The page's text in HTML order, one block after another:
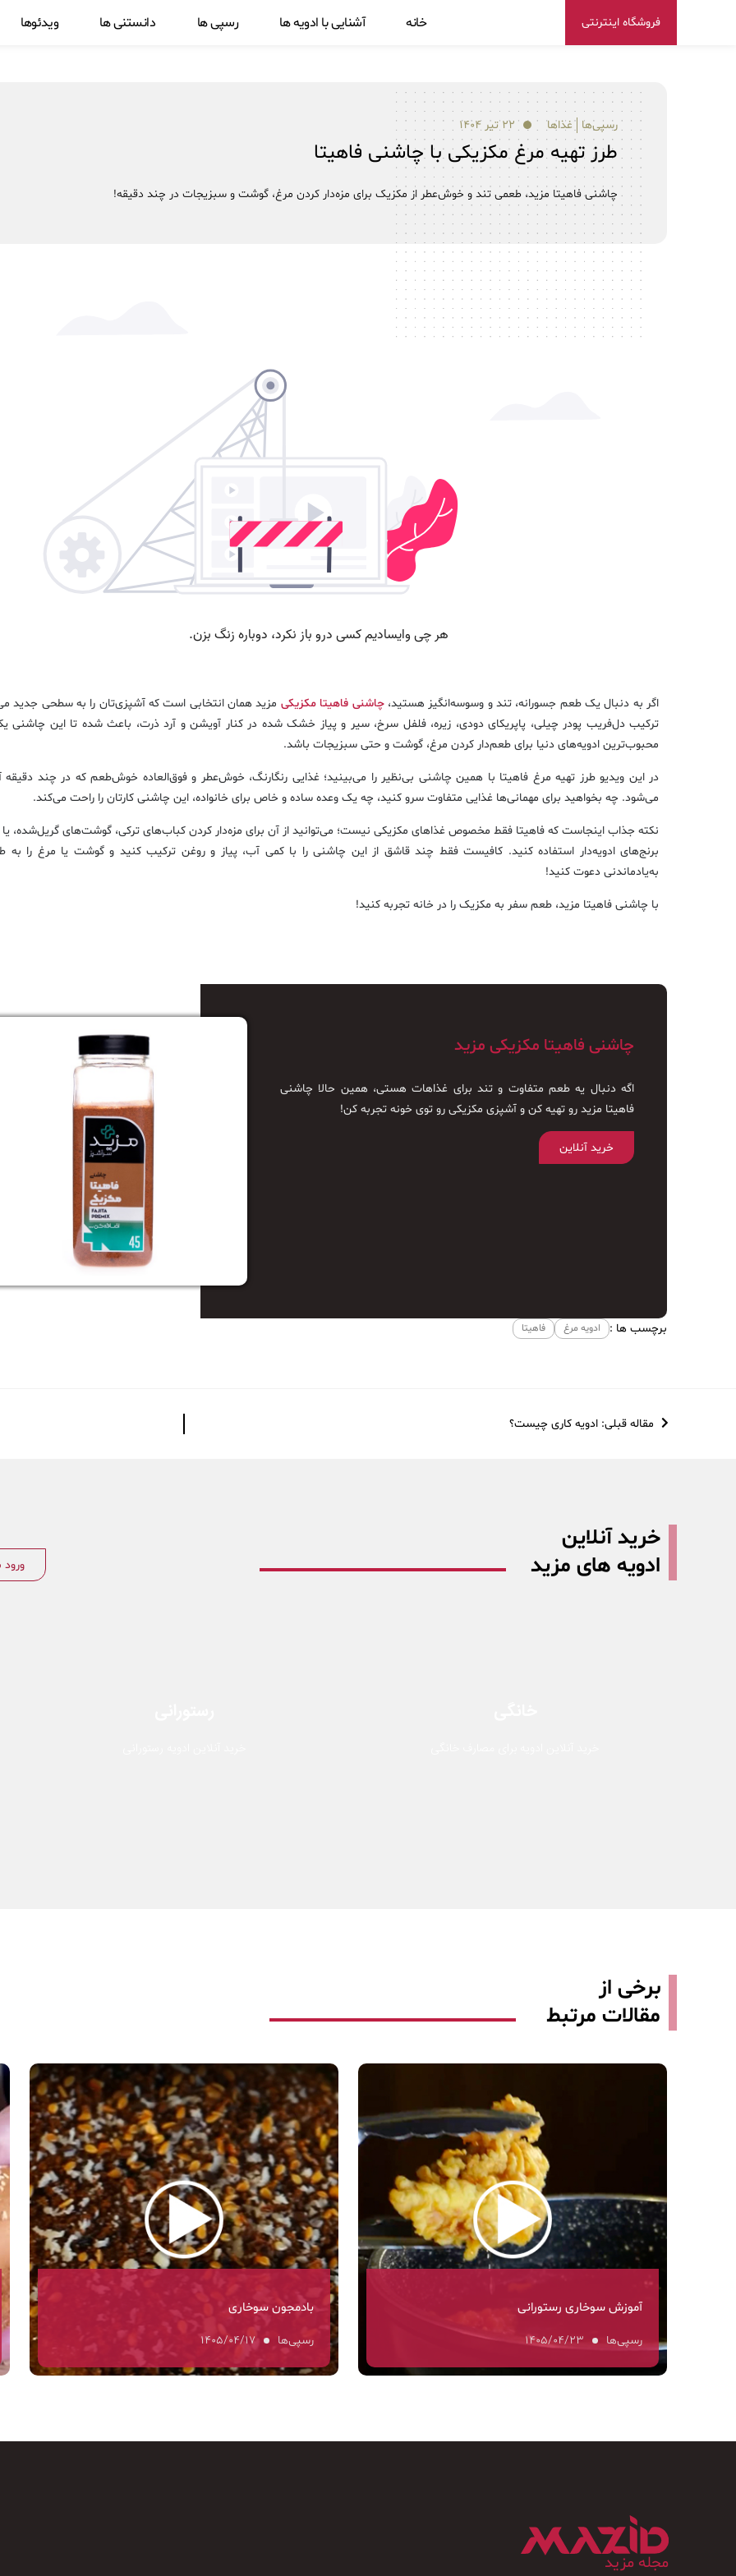
فروشگاه اینترنتی خانه آشنایی با ادویه ها رسپی ها دانستنی ها ویدئوها
رسپی‌ها غذاها ۲۲ تیر ۱۴۰۴
طرز تهیه مرغ مکزیکی با چاشنی فاهیتا
چاشنی فاهیتا مزید، طعمی تند و خوش‌عطر از مکزیک برای مزه‌دار کردن مرغ، گوشت و سبزیجات در چند دقیقه!
اگر به دنبال یک طعم جسورانه، تند و وسوسه‌انگیز هستید،چاشنی فاهیتا مکزیکی مزید همان انتخابی است که آشپزی‌تان را به سطحی جدید
ترکیب دل‌فریب پودر چیلی، پاپریکای دودی، زیره، فلفل سرخ، سیر و پیاز خشک شده در کنار آویشن و آرد ذرت، باعث شده تا این چاشنی
محبوب‌ترین ادویه‌های دنیا برای طعم‌دار کردن مرغ، گوشت و حتی سبزیجات باشد.
در این ویدیو طرز تهیه مرغ فاهیتا با همین چاشنی بی‌نظیر را می‌بینید؛ غذایی رنگارنگ، خوش‌عطر و فوق‌العاده خوش‌طعم که در چند دقیقه
می‌شود. چه بخواهید برای مهمانی‌ها غذایی متفاوت سرو کنید، چه یک وعده ساده و خاص برای خانواده، این چاشنی کارتان را راحت می‌کند.
نکته جذاب اینجاست که فاهیتا فقط مخصوص غذاهای مکزیکی نیست؛ می‌توانید از آن برای مزه‌دار کردن کباب‌های ترکی، گوشت‌های گریل‌شده،
برنج‌های ادویه‌دار استفاده کنید. کافیست فقط چند قاشق از این چاشنی را با کمی آب، پیاز و روغن ترکیب کنید و گوشت یا مرغ را به
به‌یادماندنی دعوت کنید!
با چاشنی فاهیتا مزید، طعم سفر به مکزیک را در خانه تجربه کنید!
چاشنی فاهیتا مکزیکی مزید
اگه دنبال یه طعم متفاوت و تند برای غذاهات هستی، همین حالا چاشنی
فاهیتا مزید رو تهیه کن و آشپزی مکزیکی رو توی خونه تجربه کن!
خرید آنلاین
برچسب ها : ادویه مرغ فاهیتا
مقاله قبلی: ادویه کاری چیست؟
خرید آنلاین
ادویه های مزید
ورود
برخی از
مقالات مرتبط
رسپی‌ها ۱۴۰۵/۰۴/۲۳
آموزش سوخاری رستورانی
رسپی‌ها ۱۴۰۵/۰۴/۱۷
بادمجون سوخاری
مجله مزید